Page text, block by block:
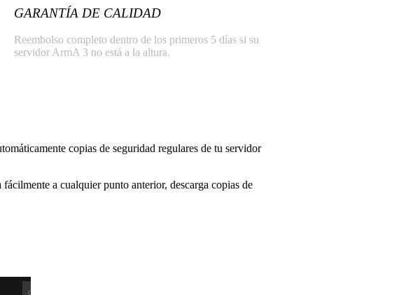
GARANTÍA DE CALIDAD
Reembolso completo dentro de los primeros 5 días si su
servidor ArmA 3 no está a la altura.
copias de seguridad regulares de tu servidor
a cualquier punto anterior, descarga copias de